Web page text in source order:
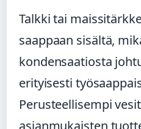
Talkki tai
saappaan sisältä,
kondensaatiosta
erityisesti
Perusteellisempi